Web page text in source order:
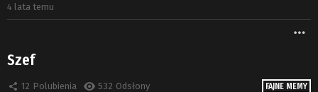
4 lata temu
FAJNE MEMY
Szef
12 Polubienia 532 Odsłony